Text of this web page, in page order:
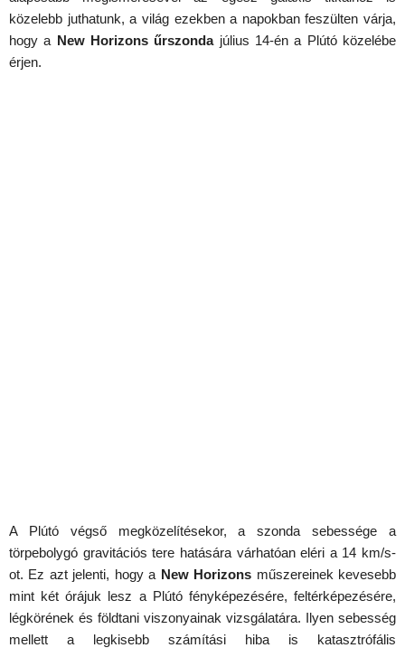
közelebb juthatunk, a világ ezekben a napokban feszülten várja,
hogy a New Horizons űrszondajúlius 14-én a Plútó közelébe
érjen.
A Plútó végső megközelítésekor, a szonda sebessége a
törpebolygó gravitációs tere hatására várhatóan eléri a 14 km/s-
ot. Ez azt jelenti, hogy a New Horizons műszereinek kevesebb
mint két órájuk lesz a Plútó fényképezésére, feltérképezésére,
légkörének és földtani viszonyainak vizsgálatára. Ilyen sebesség
mellett a legkisebb számítási hiba is katasztrófális